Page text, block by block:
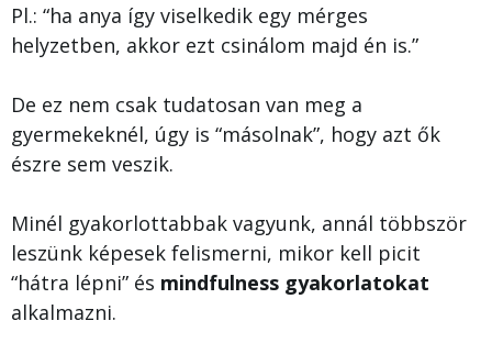
Pl.: “ha anya így viselkedik egy mérges
helyzetben, akkor ezt csinálom majd én is.”
De ez nem csak tudatosan van meg a
gyermekeknél, úgy is “másolnak”, hogy azt ők
észre sem veszik.
Minél gyakorlottabbak vagyunk, annál többször
leszünk képesek felismerni, mikor kell picit
“hátra lépni” és mindfulness gyakorlatokat
alkalmazni.